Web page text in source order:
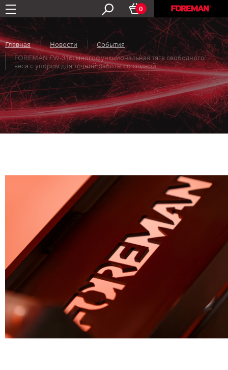
0
Главная Новости
События
FOREMAN FW-316: многофункциональная тяга свободного
веса с упором для точной работы со спиной